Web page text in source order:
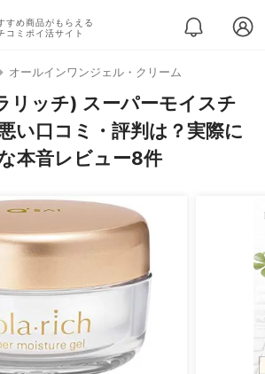
すめ商品がもらえる
コミポイ活サイト
オールインワンジェル・クリーム
ッチ) スーパーモイスチ
い口コミ・評判は？実際に
本音レビュー8件